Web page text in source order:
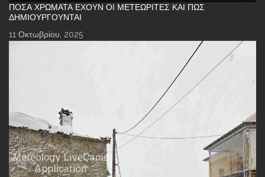
ΠΌΣΑ ΧΡΏΜΑΤΑ ΈΧΟΥΝ ΟΙ ΜΕΤΕΩΡΊΤΕΣ ΚΑΙ ΠΏΣ
ΔΗΜΙΟΥΡΓΟΎΝΤΑΙ
11 Οκτωβρίου, 2025